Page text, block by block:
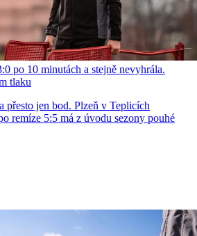
po 10 minutách a stejně nevyhrála.
tlaku
přesto jen bod. Plzeň v Teplicích
remíze 5:5 má z úvodu sezony pouhé